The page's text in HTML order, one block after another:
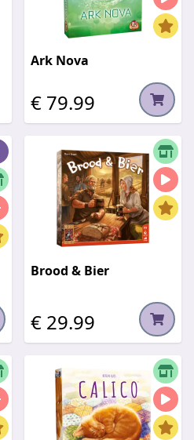
Ark Nova
€ 79.99
Brood & Bier
€ 29.99